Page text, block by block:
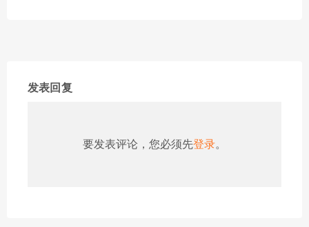
发表回复
要发表评论，您必须先登录。